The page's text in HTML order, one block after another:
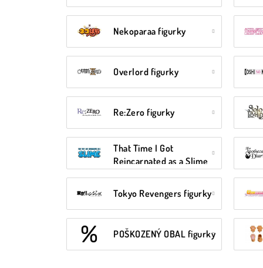
Nekoparaa figurky
Overlord figurky
Re:Zero figurky
That Time I Got
Reincarnated as a Slime
Tokyo Revengers figurky
POŠKOZENÝ OBAL figurky